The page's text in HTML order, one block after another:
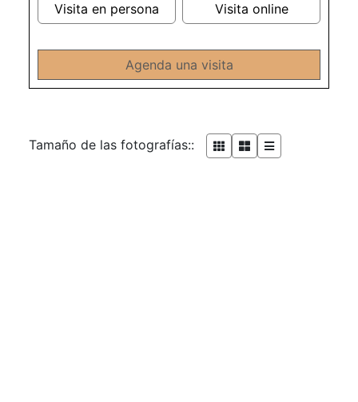
Visita en persona Visita online
Agenda una visita
Tamaño de las fotografías::